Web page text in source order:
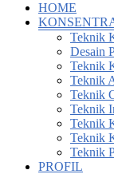
HOME
Teknik
Desain
Teknik
Teknik
Teknik
Teknik
Teknik
Teknik
Teknik
PROFIL